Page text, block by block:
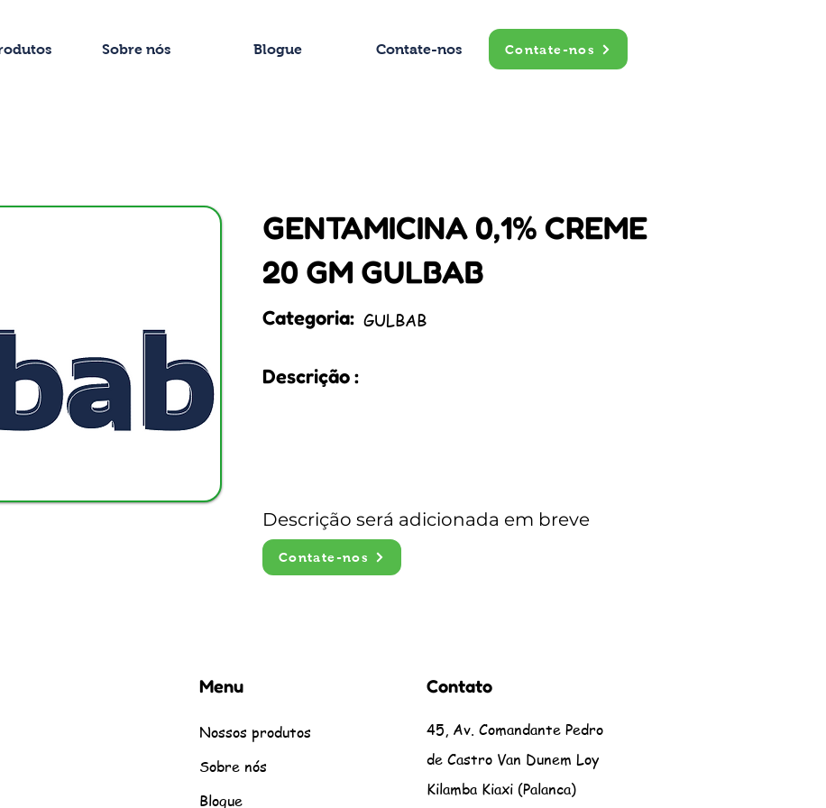
Sobre nós Blogue Contate-nos Contate-nos
GENTAMICINA 0,1% CREME
20 GM GULBAB
Categoria: GULBAB
Descrição :
Descrição será adicionada em breve
Contate-nos
Menu
Nossos produtos
Sobre nós
Blogue
Contato
45, Av. Comandante Pedro
de Castro Van Dunem Loy
Kilamba Kiaxi (Palanca)